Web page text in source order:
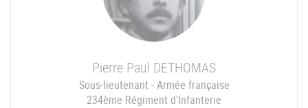
Pierre Paul DETHOMAS
Sous-lieutenant - Armée française
234ème Régiment d'Infanterie